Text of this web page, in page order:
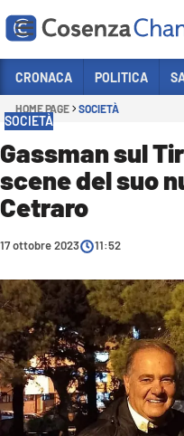
Sezioni
POLITICA
COSENZA CALCIO
ECONOMIA E LAVORO
SANITÀ
SPORT
CULTURA
AMBIENTE
CRONACA POLITICA
HOME PAGE SOCIETÀ
SOCIETÀ
Gassman sul
scene del suo
Cetraro
17 ottobre 2023 11:52